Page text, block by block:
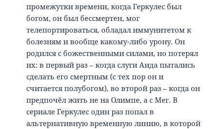
промежутки времени, когда Геркулес был
богом, он был бессмертен, мог
телепортироваться, обладал иммунитетом к
болезням и вообще какому-либо урону. Он
родился с божественными силами, но потерял
их: в первый раз – когда слуги Аида пытались
сделать его смертным (с тех пор он и
считается полубогом), во второй раз – когда он
предпочёл жить не на Олимпе, а с Мег. В
сериале Геркулес один раз попал в
альтернативную временную линию, в которой